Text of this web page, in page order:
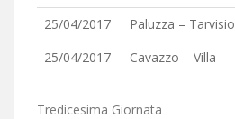
25/04/2017
Paluzza – Tarvisio
25/04/2017
Cavazzo – Villa
Tredicesima Giornata